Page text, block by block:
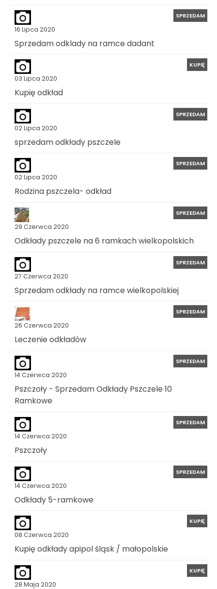
16 Lipca 2020
SPRZEDAM
Sprzedam odklady na ramce dadant
03 Lipca 2020
KUPIĘ
Kupię odkład
02 Lipca 2020
SPRZEDAM
sprzedam odkłady pszczele
02 Lipca 2020
SPRZEDAM
Rodzina pszczela- odkład
29 Czerwca 2020
SPRZEDAM
Odkłady pszczele na 6 ramkach wielkopolskich
27 Czerwca 2020
SPRZEDAM
Sprzedam odkłady na ramce wielkopolskiej
26 Czerwca 2020
SPRZEDAM
Leczenie odkładów
14 Czerwca 2020
SPRZEDAM
Pszczoły - Sprzedam Odkłady Pszczele 10
Ramkowe
14 Czerwca 2020
SPRZEDAM
Pszczoły
14 Czerwca 2020
SPRZEDAM
Odkłady 5-ramkowe
08 Czerwca 2020
KUPIĘ
Kupię odkłady apipol śląsk / małopolskie
28 Maja 2020
KUPIĘ